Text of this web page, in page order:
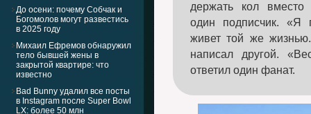
До осени: почему Собчак и
Богомолов могут развестись
в 2025 году
Михаил Ефремов обнаружил
тело бывшей жены в
закрытой квартире: что
известно
Bad Bunny удалил все посты
в Instagram после Super Bowl
LX: более 50 млн
держать кол
один подписчик. «Я
живет той же
написал другой.
ответил один фанат.